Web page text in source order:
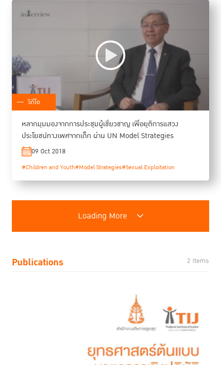
วิดีโอ
หลากมุมมองจากการประชุมผู้เชี่ยวชาญ เพื่อยุติการแสวง
ประโยชน์ทางเพศจากเด็ก ผ่าน UN Model Strategies
09 Oct 2018
#Children and Youth#Model Strategies#Sexual Exploitation
Loading More
Publications 2 Items